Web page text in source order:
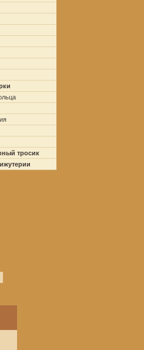
тросик